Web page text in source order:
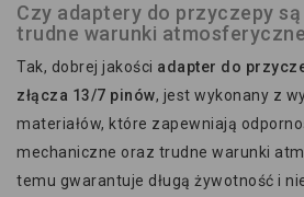
Czy adaptery do przyczepy
trudne warunki
Tak, dobrej jakości adapter do
złącza 13/7 pinów, jest wykonany z
materiałów, które zapewniają
mechaniczne oraz trudne warunki
temu gwarantuje długą żywotność i